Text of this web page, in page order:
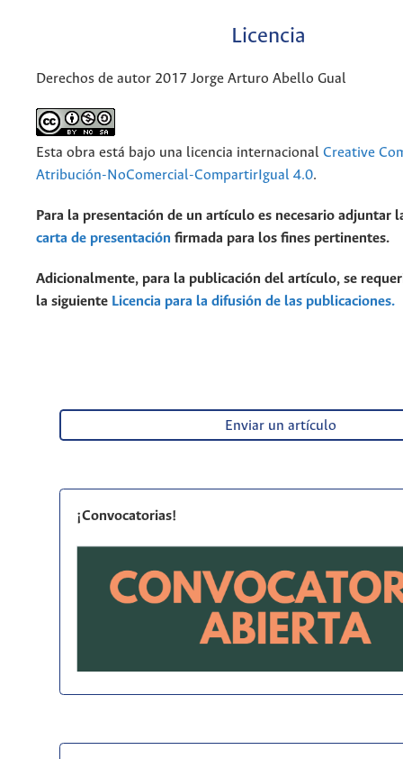
Licencia
Derechos de autor 2017 Jorge Arturo Abello Gual
Esta obra está bajo una licencia internacional Creative
Atribución-NoComercial-CompartirIgual 4.0.
Para la presentación de un artículo es necesario adjuntar
carta de presentación firmada para los fines pertinentes.
Adicionalmente, para la publicación del artículo, se
la siguiente Licencia para la difusión de las publicaciones.
Enviar un artículo
¡Convocatorias!